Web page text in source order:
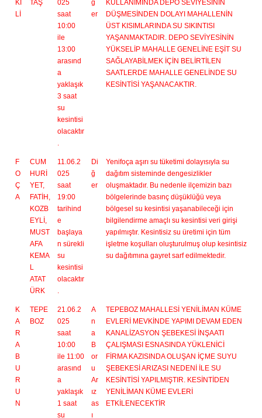
Kİ
Lİ
TAŞ
025
saat
10:00
ile
13:00
arasınd
a
yaklaşık
3 saat
su
kesintisi
olacaktır
.
ğ
er
KULLANIMINDA DEPO SEVİYESİNİN
DÜŞMESİNDEN DOLAYI MAHALLENİN
ÜST KISIMLARINDA SU SIKINTISI
YAŞANMAKTADIR. DEPO SEVİYESİNİN
YÜKSELİP MAHALLE GENELİNE EŞİT SU
SAĞLAYABİLMEK İÇİN BELİRTİLEN
SAATLERDE MAHALLE GENELİNDE SU
KESİNTİSİ YAŞANACAKTIR.
F
O
Ç
A
CUM
HURİ
YET,
FATİH,
KOZB
EYLİ,
MUST
AFA
KEMA
L
ATAT
ÜRK
11.06.2
025
saat
19:00
tarihind
e
başlaya
n sürekli
su
kesintisi
olacaktır
.
Di
ğ
er
Yenifoça aşırı su tüketimi dolayısıyla su
dağıtım sisteminde dengesizlikler
oluşmaktadır. Bu nedenle ilçemizin bazı
bölgelerinde basınç düşüklüğü veya
bölgesel su kesintisi yaşanabileceği için
bilgilendirme amaçlı su kesintisi veri girişi
yapılmıştır. Kesintisiz su üretimi için tüm
işletme koşulları oluşturulmuş olup kesintisiz
su dağıtımına gayret sarf edilmektedir.
K
A
R
A
B
U
R
U
N
TEPE
BOZ
21.06.2
025
saat
10:00
ile 11:00
arasınd
a
yaklaşık
1 saat
su
A
n
a
B
or
u
Ar
ız
as
ı
TEPEBOZ MAHALLESİ YENİLİMAN KÜME
EVLERİ MEVKİNDE YAPIMI DEVAM EDEN
KANALİZASYON ŞEBEKESİ İNŞAATI
ÇALIŞMASI ESNASINDA YÜKLENİCİ
FİRMA KAZISINDA OLUŞAN İÇME SUYU
ŞEBEKESİ ARIZASI NEDENİ İLE SU
KESİNTİSİ YAPILMIŞTIR. KESİNTİDEN
YENİLİMAN KÜME EVLERİ
ETKİLENECEKTİR